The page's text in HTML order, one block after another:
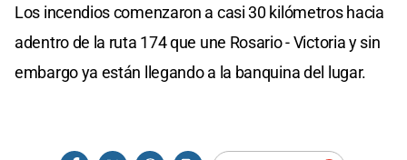
Los incendios comenzaron a casi 30 kilómetros hacia
adentro de la ruta 174 que une Rosario - Victoria y sin
embargo ya están llegando a la banquina del lugar.